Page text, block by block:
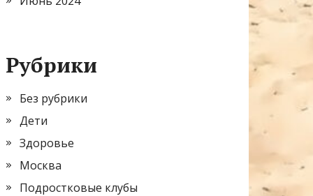
Рубрики
Без рубрики
Дети
Здоровье
Москва
Подростковые клубы